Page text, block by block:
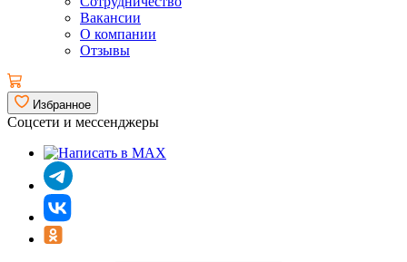
Вакансии
О компании
Отзывы
Избранное
Соцсети и мессенджеры